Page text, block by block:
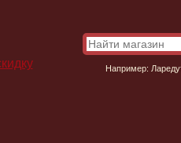
Например: